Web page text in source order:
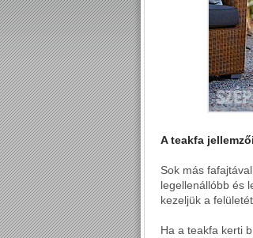
A teakfa jellemzői
Sok más
legellenállóbb és
kezeljük a
Ha a teakfa kerti